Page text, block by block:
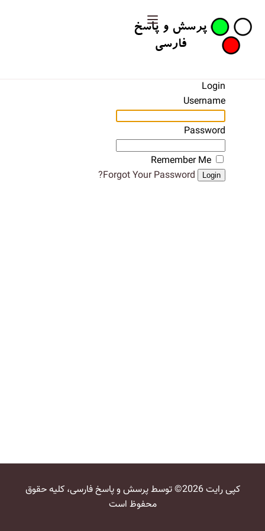
Login
Username
Password
Remember Me
Login
Forgot Your Password?
کپی رایت 2026© توسط پرسش و پاسخ فارسی، کلیه حقوق
محفوظ است